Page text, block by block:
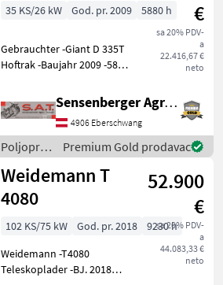
€
sa 20% PDV-
a
22.416,67 €
neto
35 KS/26 kW God. pr. 2009 5880 h
Gebrauchter -Giant D 335T
Hoftrak -Baujahr 2009 -5880
31x15.50-15 AS neuwertig -
Aufnahme Giant -
Hydraulische
Werkzeugverriegelung -
Sensenberger Agrar-Technik
4906 Eberschwang
Poljoprivredni
motorni
strojevi /
Giant
Premium Gold prodavac
Weidemann T
4080
52.900
€
sa 20% PDV-
a
44.083,33 €
neto
102 KS/75 kW God. pr. 2018
9230 h
Weidemann -T4080
Teleskoplader -BJ. 2018